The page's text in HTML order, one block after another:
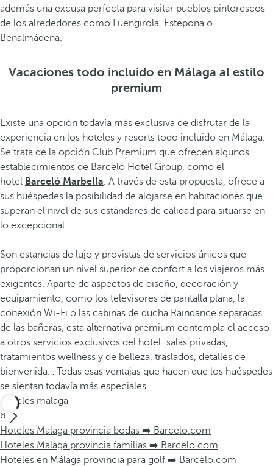
además una excusa perfecta para visitar pueblos pintorescos
de los alrededores como Fuengirola, Estepona o
Benalmádena.
Vacaciones todo incluido en Málaga al estilo
premium
Existe una opción todavía más exclusiva de disfrutar de la
experiencia en los hoteles y resorts todo incluido en Málaga.
Se trata de la opción Club Premium que ofrecen algunos
establecimientos de Barceló Hotel Group, como el
hotel Barceló Marbella. A través de esta propuesta, ofrece a
sus huéspedes la posibilidad de alojarse en habitaciones que
superan el nivel de sus estándares de calidad para situarse en
lo excepcional.
Son estancias de lujo y provistas de servicios únicos que
proporcionan un nivel superior de confort a los viajeros más
exigentes. Aparte de aspectos de diseño, decoración y
equipamiento, como los televisores de pantalla plana, la
conexión Wi-Fi o las cabinas de ducha Raindance separadas
de las bañeras, esta alternativa premium contempla el acceso
a otros servicios exclusivos del hotel: salas privadas,
tratamientos wellness y de belleza, traslados, detalles de
bienvenida… Todas esas ventajas que hacen que los huéspedes
se sientan todavía más especiales.
Hoteles malaga
8
Hoteles Malaga provincia bodas ➡️ Barcelo.com
Hoteles Malaga provincia familias ➡️ Barcelo.com
Hoteles en Málaga provincia para golf ➡️ Barcelo.com